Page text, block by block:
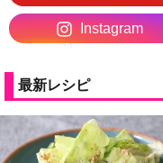
Instagram
最新レシピ